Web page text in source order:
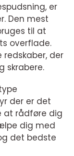
er
Den mest
til at
overflade.
der
skrabere.
der er det
at rådføre dig
dig med
det bedste